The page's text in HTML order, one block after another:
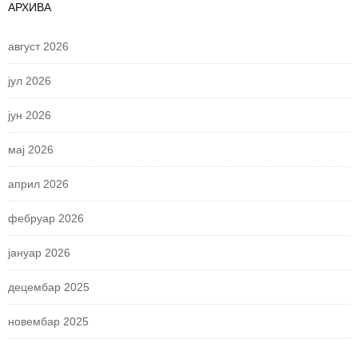
АРХИВА
август 2026
јул 2026
јун 2026
мај 2026
април 2026
фебруар 2026
јануар 2026
децембар 2025
новембар 2025